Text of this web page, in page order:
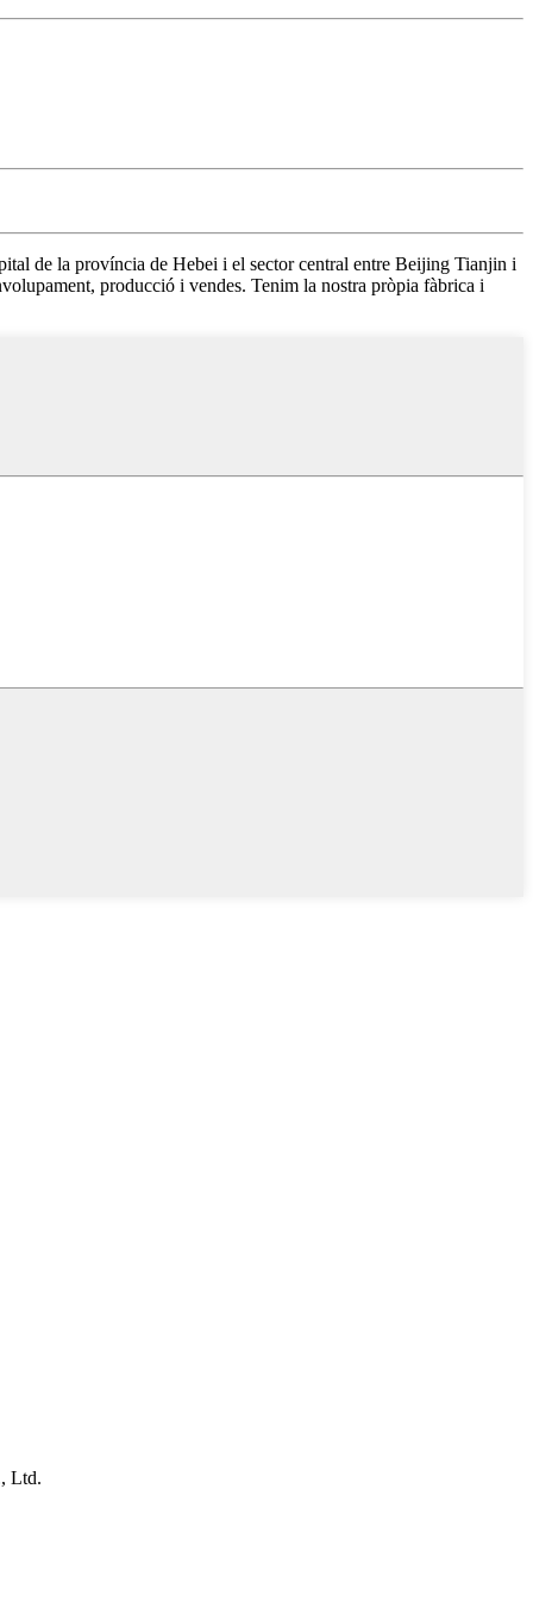
de la província de Hebei i el sector central entre Beijing Tianjin i
producció i vendes. Tenim la nostra pròpia fàbrica i
Ltd.